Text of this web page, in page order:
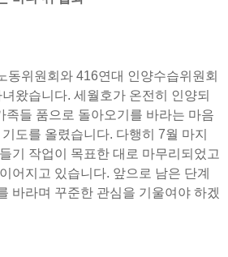
동위원회와 416연대 인양수습위원회
왔습니다. 세월호가 온전히 인양되
족들 품으로 돌아오기를 바라는 마음
도를 올렸습니다. 다행히 7월 마지
기 작업이 목표한 대로 마무리되었고
어지고 있습니다. 앞으로 남은 단계
바라며 꾸준한 관심을 기울여야 하겠